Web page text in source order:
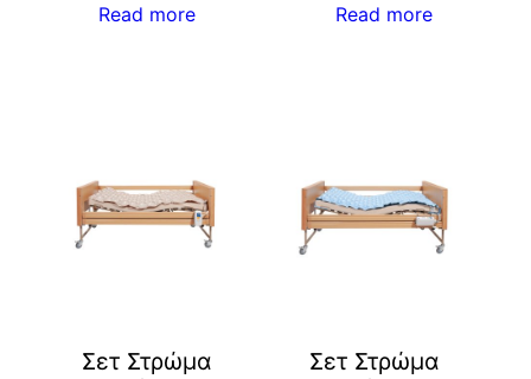
Read more Read more
Σετ Στρώμα
Σετ Στρώμα